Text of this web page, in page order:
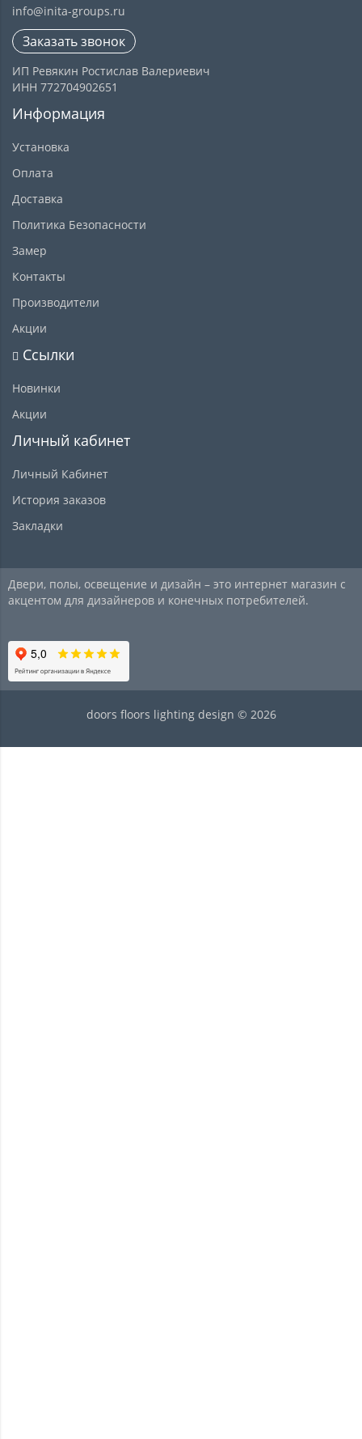
info@inita-groups.ru
Заказать звонок
ИП Ревякин Ростислав Валериевич
ИНН 772704902651
Информация
Установка
Оплата
Доставка
Политика Безопасности
Замер
Контакты
Производители
Акции
Ссылки
Новинки
Акции
Личный кабинет
Личный Кабинет
История заказов
Закладки
Двери, полы, освещение и дизайн – это интернет магазин с
акцентом для дизайнеров и конечных потребителей.
doors floors lighting design © 2026